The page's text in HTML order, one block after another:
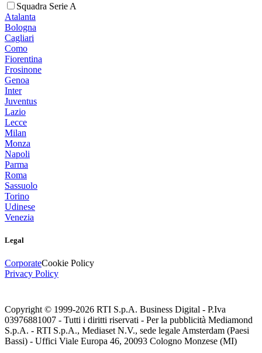
Squadra Serie A
Atalanta
Bologna
Cagliari
Como
Fiorentina
Frosinone
Genoa
Inter
Juventus
Lazio
Lecce
Milan
Monza
Napoli
Parma
Roma
Sassuolo
Torino
Udinese
Venezia
Legal
CorporateCookie Policy
Privacy Policy
Copyright © 1999-2026 RTI S.p.A. Business Digital - P.Iva
03976881007 - Tutti i diritti riservati - Per la pubblicità Mediamond
S.p.A. - RTI S.p.A., Mediaset N.V., sede legale Amsterdam (Paesi
Bassi) - Uffici Viale Europa 46, 20093 Cologno Monzese (MI)